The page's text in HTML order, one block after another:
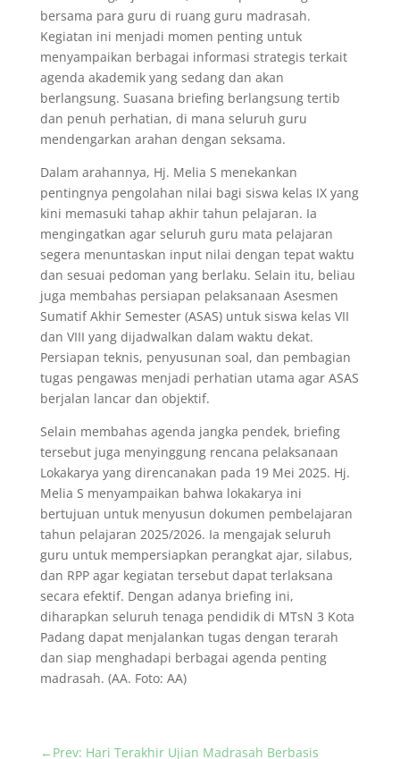
bersama para guru di ruang guru madrasah.
Kegiatan ini menjadi momen penting untuk
menyampaikan berbagai informasi strategis terkait
agenda akademik yang sedang dan akan
berlangsung. Suasana briefing berlangsung tertib
dan penuh perhatian, di mana seluruh guru
mendengarkan arahan dengan seksama.
Dalam arahannya, Hj. Melia S menekankan
pentingnya pengolahan nilai bagi siswa kelas IX yang
kini memasuki tahap akhir tahun pelajaran. Ia
mengingatkan agar seluruh guru mata pelajaran
segera menuntaskan input nilai dengan tepat waktu
dan sesuai pedoman yang berlaku. Selain itu, beliau
juga membahas persiapan pelaksanaan Asesmen
Sumatif Akhir Semester (ASAS) untuk siswa kelas VII
dan VIII yang dijadwalkan dalam waktu dekat.
Persiapan teknis, penyusunan soal, dan pembagian
tugas pengawas menjadi perhatian utama agar ASAS
berjalan lancar dan objektif.
Selain membahas agenda jangka pendek, briefing
tersebut juga menyinggung rencana pelaksanaan
Lokakarya yang direncanakan pada 19 Mei 2025. Hj.
Melia S menyampaikan bahwa lokakarya ini
bertujuan untuk menyusun dokumen pembelajaran
tahun pelajaran 2025/2026. Ia mengajak seluruh
guru untuk mempersiapkan perangkat ajar, silabus,
dan RPP agar kegiatan tersebut dapat terlaksana
secara efektif. Dengan adanya briefing ini,
diharapkan seluruh tenaga pendidik di MTsN 3 Kota
Padang dapat menjalankan tugas dengan terarah
dan siap menghadapi berbagai agenda penting
madrasah. (AA. Foto: AA)
← Prev: Hari Terakhir Ujian Madrasah Berbasis